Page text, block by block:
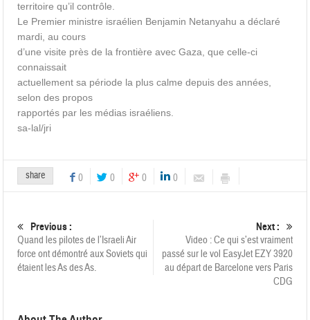
territoire qu’il contrôle.
Le Premier ministre israélien Benjamin Netanyahu a déclaré
mardi, au cours
d’une visite près de la frontière avec Gaza, que celle-ci
connaissait
actuellement sa période la plus calme depuis des années,
selon des propos
rapportés par les médias israéliens.
sa-lal/jri
share 0 0 0 0
Previous :
Quand les pilotes de l’Israeli Air
force ont démontré aux Soviets qui
étaient les As des As.
Next :
Video : Ce qui s’est vraiment
passé sur le vol EasyJet EZY 3920
au départ de Barcelone vers Paris
CDG